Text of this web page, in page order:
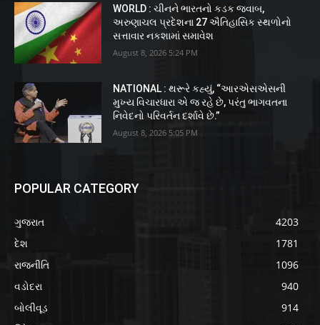
WORLD : ચીનને ભારતનો કડક જવાબ,
અરુણાચલ પ્રદેશના 27 ઐતિહાસિક સ્થળોનો
સત્તાવાર નકશામાં સમાવેશ
August 8, 2026 5:24 PM
NATIONAL : થરૂરે કહ્યું, “આરએસએસની
મુખ્ય વિચારધારા એ જ રહે છે, પરંતુ ભાગવતના
નિવેદનો પરિવર્તન દર્શાવે છે.”
August 8, 2026 5:05 PM
POPULAR CATEGORY
ગુજરાત
4203
દેશ
1781
રાજનીતિ
1096
વડોદરા
940
બોલીવૂડ
914